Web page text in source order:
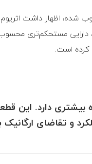
اظهار داشت اتریوم
دارایی مستحکم‌تری
دارد. این
و تقاضای ارگانیک